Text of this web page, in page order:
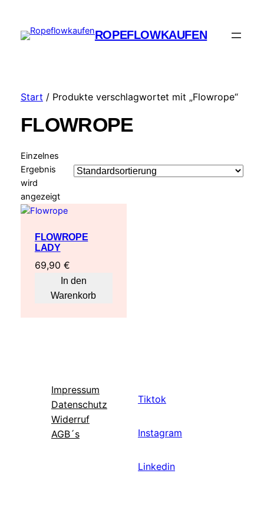
ROPEFLOWKAUFEN
Start / Produkte verschlagwortet mit „Flowrope“
FLOWROPE
Einzelnes
Ergebnis
wird
angezeigt
FLOWROPE
LADY
69,90 €
In den
Warenkorb
Impressum
Datenschutz
Widerruf
AGB´s
Tiktok
Instagram
Linkedin